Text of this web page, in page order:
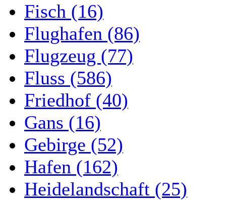
Fisch (16)
Flughafen (86)
Flugzeug (77)
Fluss (586)
Friedhof (40)
Gans (16)
Gebirge (52)
Hafen (162)
Heidelandschaft (25)